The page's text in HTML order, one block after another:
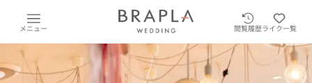
メニュー 閲覧履歴ライク一覧